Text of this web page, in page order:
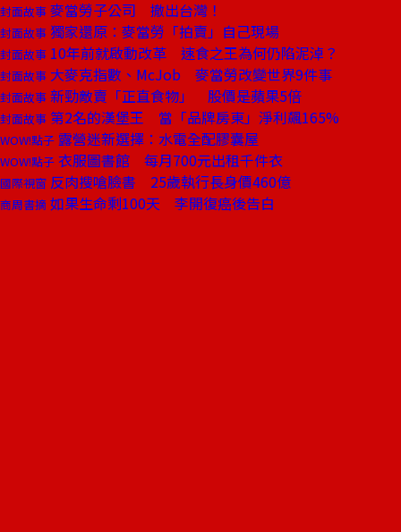
封面故事 麥當勞子公司 撤出台灣！
封面故事 獨家還原：麥當勞「拍賣」自己現場
封面故事 10年前就啟動改革 速食之王為何仍陷泥淖？
封面故事 大麥克指數、McJob 麥當勞改變世界9件事
封面故事 新勁敵賣「正直食物」 股價是蘋果5倍
封面故事 第2名的漢堡王 當「品牌房東」淨利飆165%
WOW!點子 露營迷新選擇：水電全配膠囊屋
WOW!點子 衣服圖書館 每月700元出租千件衣
國際視窗 反肉搜嗆臉書 25歲執行長身價460億
商周書摘 如果生命剩100天 李開復癌後告白